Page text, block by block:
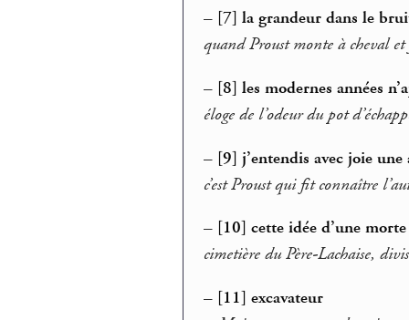
– [7] la grandeur dans le
quand Proust monte à cheval et
– [8] les modernes années
éloge de l’odeur du pot
– [9] j’entendis avec joie
c’est Proust qui fit connaître
– [10] cette idée d’une
cimetière du Père-Lachaise,
– [11] excavateur